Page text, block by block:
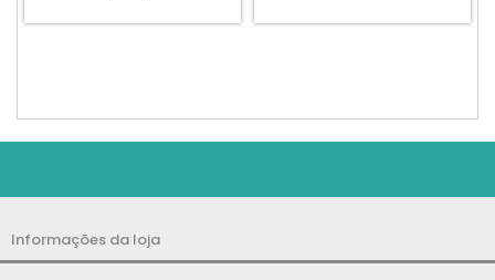
Informações da loja